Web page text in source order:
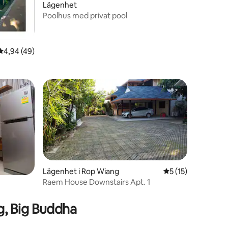
av 5 i genomsnittligt betyg, 49 omdömen
4,94 (49)
Lägenhet
Poolhus med privat pool
Lägenhet i Rop Wiang 5 av 5 i
5 (15)
Raem House Downstairs Apt. 1
Big Buddha